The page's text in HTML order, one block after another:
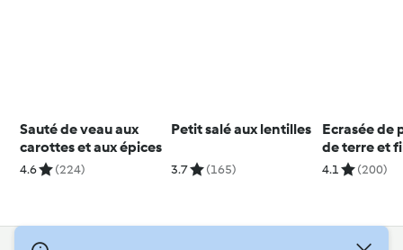
Sauté de veau aux
carottes et aux épices
4.6 (224)
Petit salé aux lentilles
3.7 (165)
Ecrasée de
de terre et
mignon au
4.1 (200)